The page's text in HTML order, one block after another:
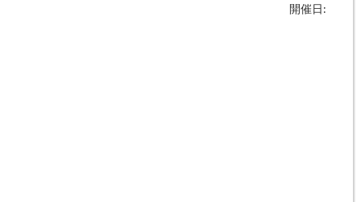
ん、おばあちゃんやお父さん、お母さん達に手伝ってもらいながら、人
開催日: